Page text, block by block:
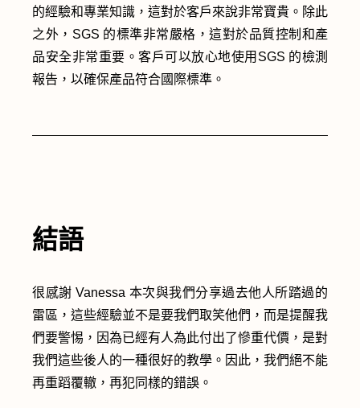
的經驗和專業知識，這對於客戶來說非常寶貴。除此
之外，SGS 的標準非常嚴格，這對於品質控制和產
品安全非常重要。客戶可以放心地使用SGS 的檢測
報告，以確保產品符合國際標準。
結語
很感謝 Vanessa 本次與我們分享過去他人所踏過的
雷區，這些經驗並不是要我們取笑他們，而是提醒我
們要警惕，因為已經有人為此付出了慘重代價，是對
我們這些後人的一種很好的教學。因此，我們絕不能
再重蹈覆轍，再犯同樣的錯誤。